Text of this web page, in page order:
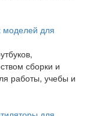
моделей для
сборки и
работы, учебы и